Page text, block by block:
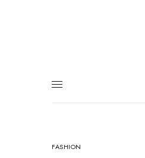
FASHION